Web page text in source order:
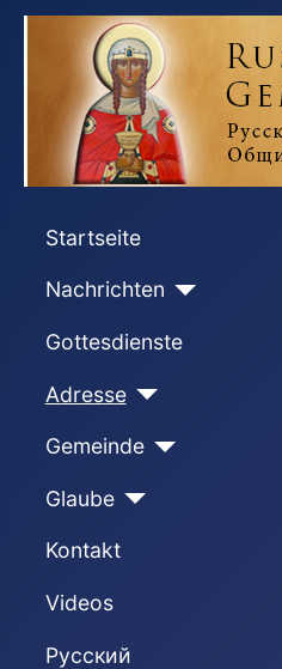
Startseite
Nachrichten
Gottesdienste
Adresse
Gemeinde
Glaube
Kontakt
Videos
Русский